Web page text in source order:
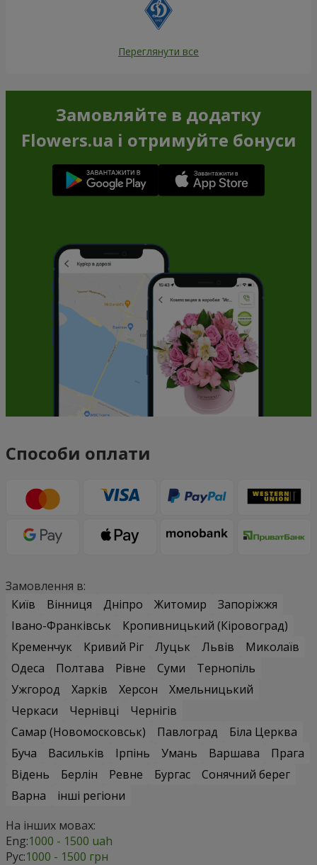
Переглянути все
Замовляйте в додатку
Flowers.ua і отримуйте бонуси
Способи оплати
Замовлення в:
Київ
Вінниця Дніпро Житомир
Запоріжжя
Івано-Франківськ
Кропивницький (Кіровоград)
Кременчук
Кривий Ріг Луцьк Львів
Миколаїв
Одеса
Полтава Рівне Суми
Тернопіль
Ужгород
Харків Херсон
Хмельницький
Черкаси
Чернівці
Чернігів
Самар (Новомосковськ)
Павлоград
Біла Церква
Буча
Васильків Ірпінь Умань Варшава
Прага
Відень
Берлін Ревне Бургас
Сонячний берег
Варна
інші регіони
На інших мовах:
Eng:1000 - 1500 uah
Рус:1000 - 1500 грн